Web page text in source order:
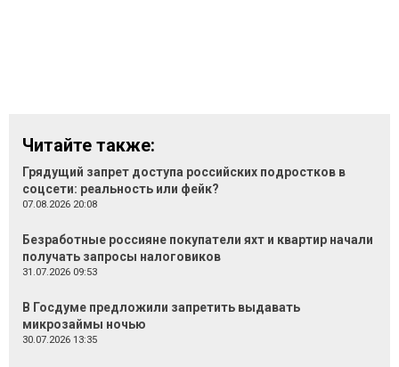
Читайте также:
Грядущий запрет доступа российских подростков в
соцсети: реальность или фейк?
07.08.2026 20:08
Безработные россияне покупатели яхт и квартир начали
получать запросы налоговиков
31.07.2026 09:53
В Госдуме предложили запретить выдавать
микрозаймы ночью
30.07.2026 13:35